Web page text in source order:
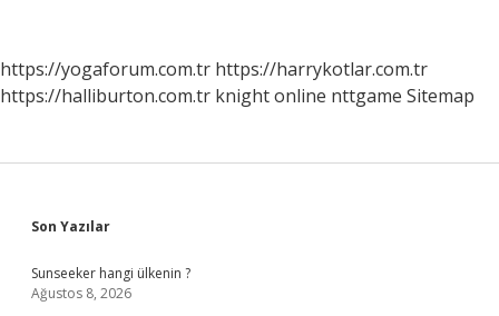
https://yogaforum.com.tr https://harrykotlar.com.tr
https://halliburton.com.tr knight online nttgame Sitemap
Sidebar
Son Yazılar
Sunseeker hangi ülkenin ?
Ağustos 8, 2026